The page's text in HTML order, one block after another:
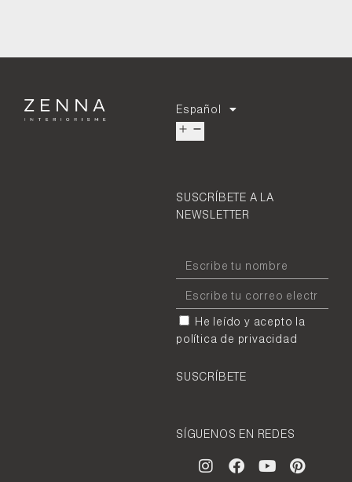
Español
SUSCRÍBETE A LA
NEWSLETTER
He leído y acepto la
política de privacidad
SUSCRÍBETE
SÍGUENOS EN REDES